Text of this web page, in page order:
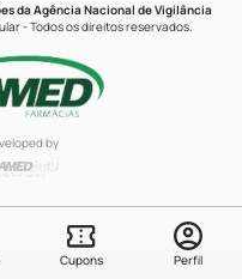
Cupons Perfil
da Agência Nacional de Vigilância
- Todos os direitos reservados.
by